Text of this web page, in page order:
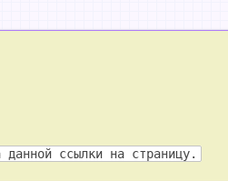
данной ссылки на страницу.